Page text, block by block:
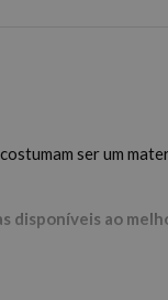
ser um
disponíveis ao